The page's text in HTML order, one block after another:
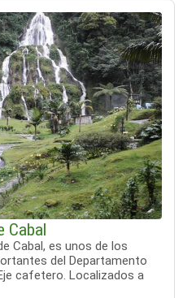
Cabal
Cabal, es unos de los
del Departamento
cafetero. Localizados a